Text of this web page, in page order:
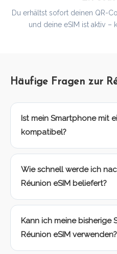
Du erhältst sofort deinen QR-
und deine eSIM ist aktiv –
Häufige Fragen zur
Ist mein Smartphone mit
kompatibel?
Wie schnell werde ich
Réunion eSIM beliefert?
Kann ich meine bisherige
Réunion eSIM verwenden?